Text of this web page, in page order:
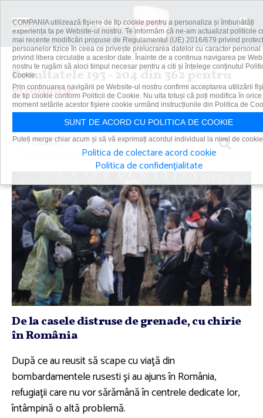
Rezultatele 193 - 204 din 362 pentru
economie
Caută
De la casele distruse de grenade, cu chirie
în România
După ce au reusit să scape cu viaţă din
bombardamentele rusesti şi au ajuns în România,
refugiaţii care nu vor sărămână în centrele dedicate lor,
întâmpină o altă problemă.
COMPANIA utilizează fişiere de tip cookie pentru a personaliza și îmbunătăți
experiența ta pe Website-ul nostru. Te informăm că ne-am actualizat politicile
mai recente modificări propuse de Regulamentul (UE) 2016/679 privind
persoanelor fizice în ceea ce privește prelucrarea datelor cu caracter personal
privind libera circulație a acestor date. Înainte de a continua navigarea pe
nostru te rugăm să aloci timpul necesar pentru a citi și înțelege conținutul
Cookie.
Prin continuarea navigării pe Website-ul nostru confirmi acceptarea utilizării
de tip cookie conform Politicii de Cookie. Nu uita totuși că poți modifica în orice
moment setările acestor fişiere cookie urmând instrucțiunile din Politica de
SUNT DE ACORD CU POLITICA DE COOKIE
Puteți merge chiar acum și să vă exprimați acordul individual la nivel de
Politica de colectare acord cookie
Politica de confidențialitate